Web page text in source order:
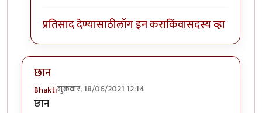
प्रतिसाद देण्यासाठीलॉग इन कराकिंवासदस्य व्हा
छान
Bhaktiशुक्रवार, 18/06/2021 12:14
छान